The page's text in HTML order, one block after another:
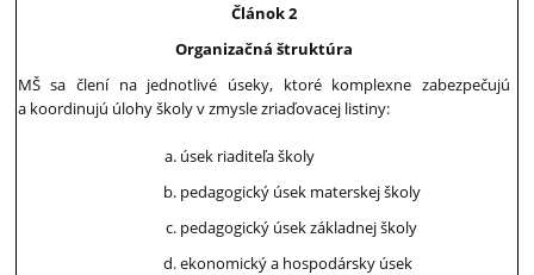
Článok 2
Organizačná štruktúra
MŠ sa člení na jednotlivé úseky, ktoré komplexne zabezpečujú
a koordinujú úlohy školy v zmysle zriaďovacej listiny:
úsek riaditeľa školy
pedagogický úsek materskej školy
pedagogický úsek základnej školy
ekonomický a hospodársky úsek